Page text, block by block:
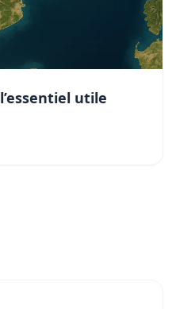
utile